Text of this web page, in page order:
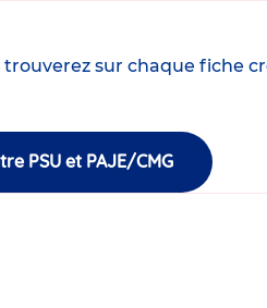
sur chaque fiche
PSU et PAJE/CMG